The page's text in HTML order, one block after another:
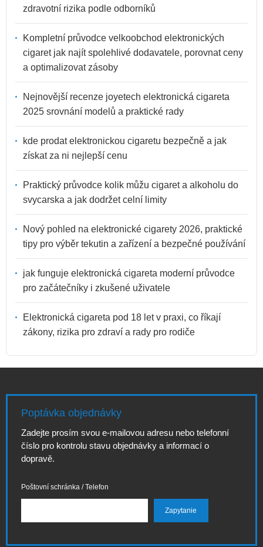
zdravotní rizika podle odborníků
Kompletní průvodce velkoobchod elektronických
cigaret jak najít spolehlivé dodavatele, porovnat ceny
a optimalizovat zásoby
Nejnovější recenze joyetech elektronická cigareta
2025 srovnání modelů a praktické rady
kde prodat elektronickou cigaretu bezpečně a jak
získat za ni nejlepší cenu
Praktický průvodce kolik můžu cigaret a alkoholu do
svycarska a jak dodržet celní limity
Nový pohled na elektronické cigarety 2026, praktické
tipy pro výběr tekutin a zařízení a bezpečné používání
jak funguje elektronická cigareta moderní průvodce
pro začátečníky i zkušené uživatele
Elektronická cigareta pod 18 let v praxi, co říkají
zákony, rizika pro zdraví a rady pro rodiče
Poptávka objednávky
Zadejte prosím svou e-mailovou adresu nebo telefonní
číslo pro kontrolu stavu objednávky a informací o
dopravě.
Poštovní schránka / Telefon